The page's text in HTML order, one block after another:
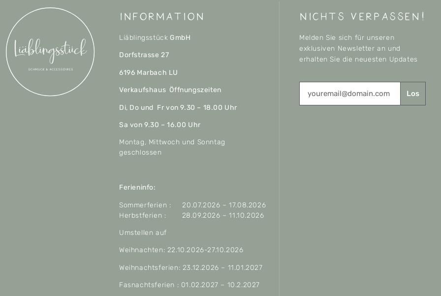
Information
Liäblingsstück GmbH
Dorfstrasse 27
6196 Marbach LU
Verkaufshaus Öffnungszeiten
Di, Do und Fr von 9.30 – 18.00 Uhr
Sa von 9.30 – 16.00 Uhr
Montag, Mittwoch und Sonntag
geschlossen
Ferieninfo:
Sommerferien : 20.07.2026 – 17.08.2026
Herbstferien : 28.09.2026 – 11.10.2026
Umstellen auf
Weihnachten: 22.10.2026-27.10.2026
Weihnachtsferien: 23.12.2026 – 11.01.2027
Fasnachtsferien : 01.02.2027 – 10.2.2027
nichts verpassen!
Melden Sie sich für unseren
exklusiven Newsletter an und
erhalten Sie die neuesten Updates
Los